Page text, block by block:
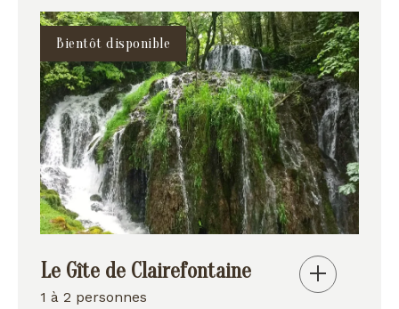
Bientôt disponible
Le Gîte de Clairefontaine
1 à 2 personnes